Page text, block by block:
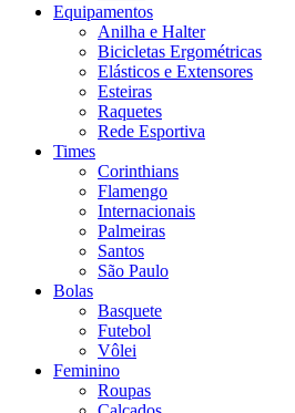
Equipamentos
Anilha e Halter
Bicicletas Ergométricas
Elásticos e Extensores
Esteiras
Raquetes
Rede Esportiva
Times
Corinthians
Flamengo
Internacionais
Palmeiras
Santos
São Paulo
Bolas
Basquete
Futebol
Vôlei
Feminino
Roupas